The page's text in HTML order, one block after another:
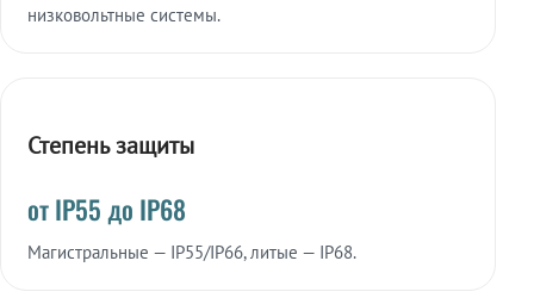
низковольтные системы.
Степень защиты
от IP55 до IP68
Магистральные — IP55/IP66, литые — IP68.